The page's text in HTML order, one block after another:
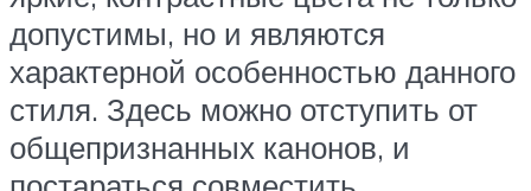
допустимы, но и являются
характерной особенностью данного
стиля. Здесь можно отступить от
общепризнанных канонов, и